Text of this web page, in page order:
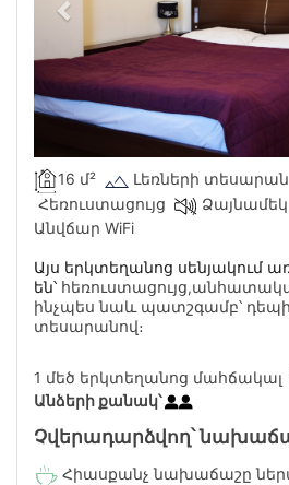
16 մ² Լեռների տեսարան
Հեռուստացույց
Անվճար WiFi
Այս երկտեղանոց սենյակում
են՝ հեռուստացույց
ինչպես նաև պատշգամբ՝
տեսարանով։
1 մեծ երկտեղանոց մահճակալ
Անձերի քանակ՝
Չվերադարձվող՝
Հիասքանչ նախաճաշը